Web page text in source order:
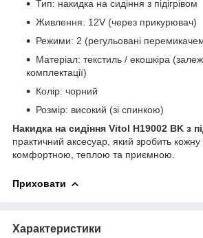
Тип: накидка на сидіння з підігрівом
Живлення: 12V (через прикурювач)
Режими: 2 (регульовані
Матеріал: текстиль / екошкіра
комплектації)
Колір: чорний
Розмір: високий (зі спинкою)
Накидка на сидіння Vitol H19002 BK з
практичний аксесуар, який зробить кожну
комфортною, теплою та приємною.
Приховати
Характеристики